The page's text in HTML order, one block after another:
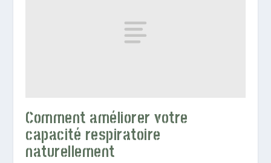
Comment améliorer votre
capacité respiratoire
naturellement